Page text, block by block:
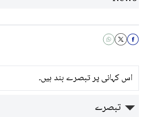
اس کہانی پر تبصرے بند ہیں۔
تبصرے